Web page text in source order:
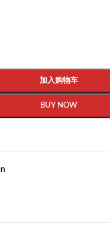
加入购物车
BUY NOW